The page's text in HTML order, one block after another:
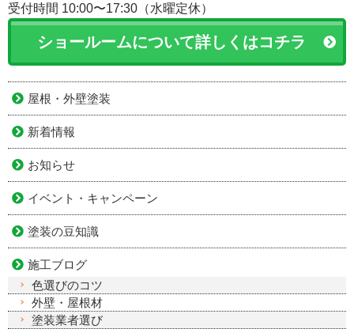
受付時間 10:00〜17:30（水曜定休）
ショールームについて詳しくはコチラ
屋根・外壁塗装
新着情報
お知らせ
イベント・キャンペーン
塗装の豆知識
施工ブログ
色選びのコツ
外壁・屋根材
塗装業者選び